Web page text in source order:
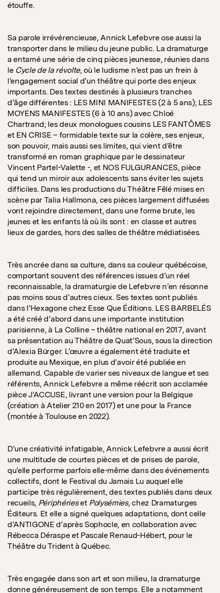
étouffe.
Sa parole irrévérencieuse, Annick Lefebvre ose aussi la
transporter dans le milieu du jeune public. La dramaturge
a entamé une série de cinq pièces jeunesse, réunies dans
le Cycle de la révolte, où le ludisme n’est pas un frein à
l’engagement social d’un théâtre qui porte des enjeux
importants. Des textes destinés à plusieurs tranches
d’âge différentes : LES MINI MANIFESTES (2 à 5 ans); LES
MOYENS MANIFESTES (6 à 10 ans) avec Chloé
Chartrand; les deux monologues cousins LES FANTÔMES
et EN CRISE – formidable texte sur la colère, ses enjeux,
son pouvoir, mais aussi ses limites, qui vient d’être
transformé en roman graphique par le dessinateur
Vincent Partel-Valette -, et NOS FULGURANCES, pièce
qui tend un miroir aux adolescents sans éviter les sujets
difficiles. Dans les productions du Théâtre Fêlé mises en
scène par Talia Hallmona, ces pièces largement diffusées
vont rejoindre directement, dans une forme brute, les
jeunes et les enfants là où ils sont : en classe et autres
lieux de gardes, hors des salles de théâtre médiatisées.
Très ancrée dans sa culture, dans sa couleur québécoise,
comportant souvent des références issues d’un réel
reconnaissable, la dramaturgie de Lefebvre n’en résonne
pas moins sous d’autres cieux. Ses textes sont publiés
dans l’Hexagone chez Esse Que Éditions. LES BARBELÉS
a été créé d’abord dans une importante institution
parisienne, à La Colline – théâtre national en 2017, avant
sa présentation au Théâtre de Quat’Sous, sous la direction
d’Alexia Bürger. L’œuvre a également été traduite et
produite au Mexique, en plus d’avoir été publiée en
allemand. Capable de varier ses niveaux de langue et ses
référents, Annick Lefebvre a même réécrit son acclamée
pièce J’ACCUSE, livrant une version pour la Belgique
(création à Atelier 210 en 2017) et une pour la France
(montée à Toulouse en 2022).
D’une créativité infatigable, Annick Lefebvre a aussi écrit
une multitude de courtes pièces et de prises de parole,
qu’elle performe parfois elle-même dans des événements
collectifs, dont le Festival du Jamais Lu auquel elle
participe très régulièrement, des textes publiés dans deux
recueils, Périphérieset Polysémies, chez Dramaturges
Éditeurs. Et elle a signé quelques adaptations, dont celle
d’ANTIGONE d’après Sophocle, en collaboration avec
Rébecca Déraspe et Pascale Renaud-Hébert, pour le
Théâtre du Trident à Québec.
Très engagée dans son art et son milieu, la dramaturge
donne généreusement de son temps. Elle a notamment